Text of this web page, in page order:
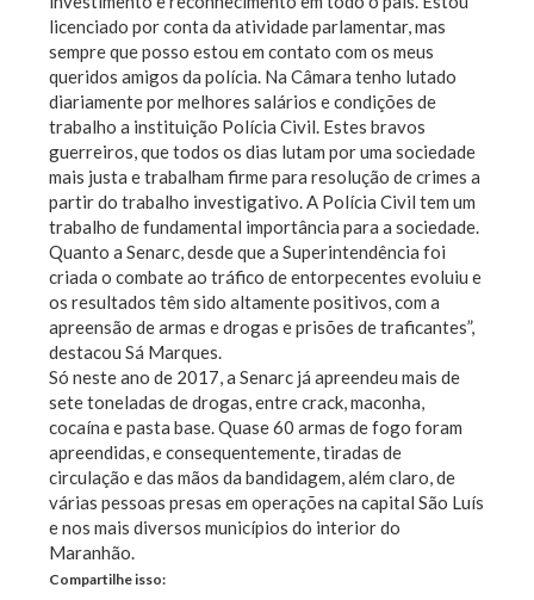
licenciado por conta da atividade parlamentar, mas
sempre que posso estou em contato com os meus
queridos amigos da polícia. Na Câmara tenho lutado
diariamente por melhores salários e condições de
trabalho a instituição Polícia Civil. Estes bravos
guerreiros, que todos os dias lutam por uma sociedade
mais justa e trabalham firme para resolução de crimes a
partir do trabalho investigativo. A Polícia Civil tem um
trabalho de fundamental importância para a sociedade.
Quanto a Senarc, desde que a Superintendência foi
criada o combate ao tráfico de entorpecentes evoluiu e
os resultados têm sido altamente positivos, com a
apreensão de armas e drogas e prisões de traficantes”,
destacou Sá Marques.
Só neste ano de 2017, a Senarc já apreendeu mais de
sete toneladas de drogas, entre crack, maconha,
cocaína e pasta base. Quase 60 armas de fogo foram
apreendidas, e consequentemente, tiradas de
circulação e das mãos da bandidagem, além claro, de
várias pessoas presas em operações na capital São Luís
e nos mais diversos municípios do interior do
Maranhão.
Compartilhe isso: